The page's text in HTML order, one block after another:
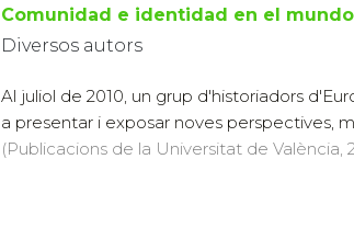
Comunidad e identidad en el
Diversos autors
Al juliol de 2010, un grup d'historiadors
a presentar i exposar noves perspectives,
(Publicacions de la Universitat de València,